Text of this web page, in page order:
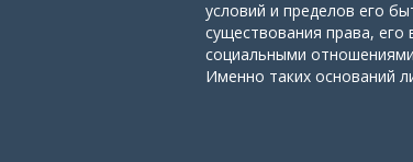
условий и пределов его
существования права,
социальными
Именно таких оснований